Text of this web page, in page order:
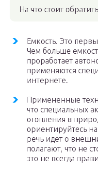
На что стоит
Емкость. Это
Чем больше
проработает
применяются
интернете.
Примененные
что специальных
отопления в
ориентируйтесь
речь идет о
полагают, что не
это не всегда